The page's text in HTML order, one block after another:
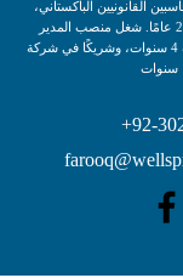
القانونيين الباكستاني،
ويمتلك خبرة متنوعة تزيد عن 20 عامًا. شغل منصب المدير
المالي في بنك استثماري لمدة 4 سنوات، وشريكًا في شركة EY
+92-